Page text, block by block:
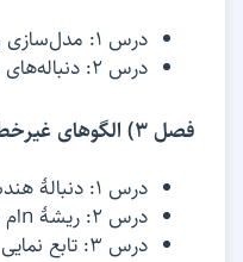
درس 1: مدل‌سازی و دنباله
درس 2: دنباله‌های حسابی
فصل 3) الگوهای غیرخطی
درس 1: دنبالۀ هندسی
درس 2: ریشۀ nام و توان گویا
درس 3: تابع نمایی